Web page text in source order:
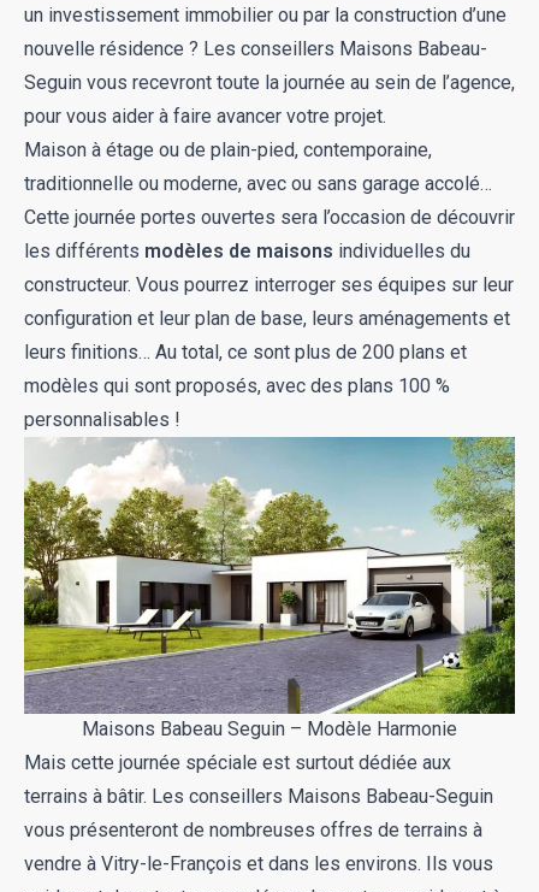
un investissement immobilier ou par la construction d’une
nouvelle résidence ? Les conseillers Maisons Babeau-
Seguin vous recevront toute la journée au sein de l’agence,
pour vous aider à faire avancer votre projet.
Maison à étage ou de plain-pied, contemporaine,
traditionnelle ou moderne, avec ou sans garage accolé…
Cette journée portes ouvertes sera l’occasion de découvrir
les différents modèles de maisons individuelles du
constructeur. Vous pourrez interroger ses équipes sur leur
configuration et leur plan de base, leurs aménagements et
leurs finitions… Au total, ce sont plus de 200 plans et
modèles qui sont proposés, avec des plans 100 %
personnalisables !
Maisons Babeau Seguin – Modèle Harmonie
Mais cette journée spéciale est surtout dédiée aux
terrains à bâtir. Les conseillers Maisons Babeau-Seguin
vous présenteront de nombreuses offres de terrains à
vendre à Vitry-le-François et dans les environs. Ils vous